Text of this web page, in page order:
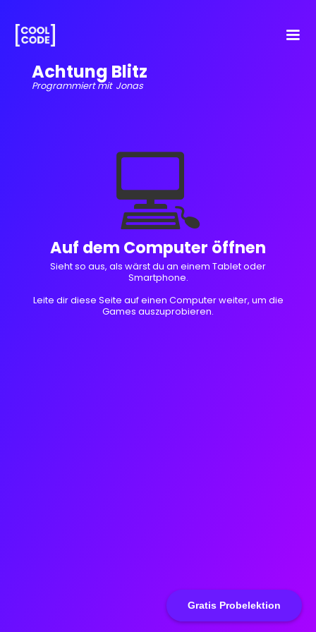
Gratis Probelektion
Achtung Blitz
Programmiert mit Jonas
💻
Auf dem Computer öffnen
Sieht so aus, als wärst du an einem Tablet oder
Smartphone.
Leite dir diese Seite auf einen Computer weiter, um die
Games auszuprobieren.